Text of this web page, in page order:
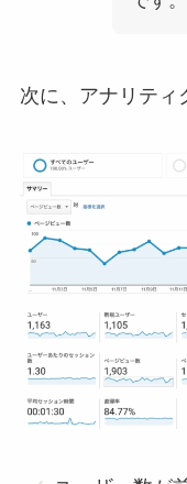
次に、アナリティ